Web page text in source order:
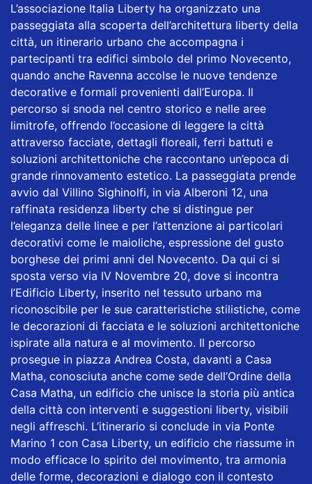
L’associazione Italia Liberty ha organizzato una
passeggiata alla scoperta dell’architettura liberty della
città, un itinerario urbano che accompagna i
partecipanti tra edifici simbolo del primo Novecento,
quando anche Ravenna accolse le nuove tendenze
decorative e formali provenienti dall’Europa. Il
percorso si snoda nel centro storico e nelle aree
limitrofe, offrendo l’occasione di leggere la città
attraverso facciate, dettagli floreali, ferri battuti e
soluzioni architettoniche che raccontano un’epoca di
grande rinnovamento estetico. La passeggiata prende
avvio dal Villino Sighinolfi, in via Alberoni 12, una
raffinata residenza liberty che si distingue per
l’eleganza delle linee e per l’attenzione ai particolari
decorativi come le maioliche, espressione del gusto
borghese dei primi anni del Novecento. Da qui ci si
sposta verso via IV Novembre 20, dove si incontra
l’Edificio Liberty, inserito nel tessuto urbano ma
riconoscibile per le sue caratteristiche stilistiche, come
le decorazioni di facciata e le soluzioni architettoniche
ispirate alla natura e al movimento. Il percorso
prosegue in piazza Andrea Costa, davanti a Casa
Matha, conosciuta anche come sede dell’Ordine della
Casa Matha, un edificio che unisce la storia più antica
della città con interventi e suggestioni liberty, visibili
negli affreschi. L’itinerario si conclude in via Ponte
Marino 1 con Casa Liberty, un edificio che riassume in
modo efficace lo spirito del movimento, tra armonia
delle forme, decorazioni e dialogo con il contesto